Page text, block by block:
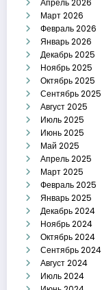
Апрель 2026
Март 2026
Февраль 2026
Январь 2026
Декабрь 2025
Ноябрь 2025
Октябрь 2025
Сентябрь 2025
Август 2025
Июль 2025
Июнь 2025
Май 2025
Апрель 2025
Март 2025
Февраль 2025
Январь 2025
Декабрь 2024
Ноябрь 2024
Октябрь 2024
Сентябрь 2024
Август 2024
Июль 2024